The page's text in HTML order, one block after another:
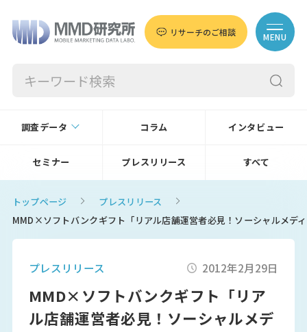
リサーチのご相談 MENU
調査データ コラム インタビュー
セミナー プレスリリース すべて
トップページ
プレスリリース
MMD×ソフトバンクギフト「リアル店舗運営者必見！ソーシャルメデ
プレスリリース 2012年2月29日
MMD×ソフトバンクギフト「リア
ル店舗運営者必見！ソーシャルメデ